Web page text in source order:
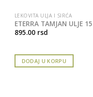
LEKOVITA ULJA I SIRĆA
ETERRA TAMJAN ULJE
895.00 rsd
DODAJ U KORPU